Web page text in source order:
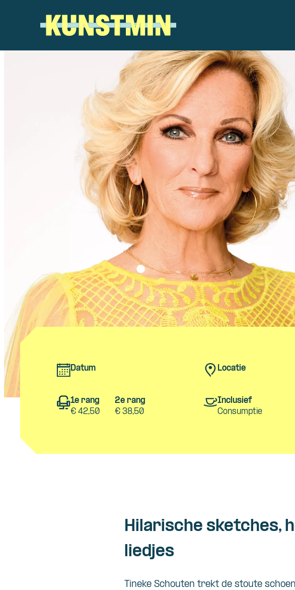
Datum Locatie
1e rang
€ 42,50
2e rang
€ 38,50
Inclusief
Consumptie
Hilarische sketches,
liedjes
Tineke Schouten trekt de stoute